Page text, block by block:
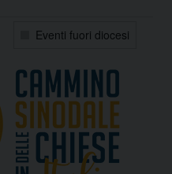
Eventi fuori diocesi